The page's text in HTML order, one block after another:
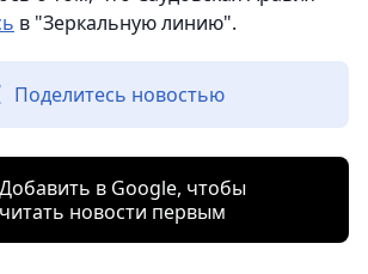
в "Зеркальную линию".
Поделитесь новостью
Добавить в Google, чтобы
читать новости первым